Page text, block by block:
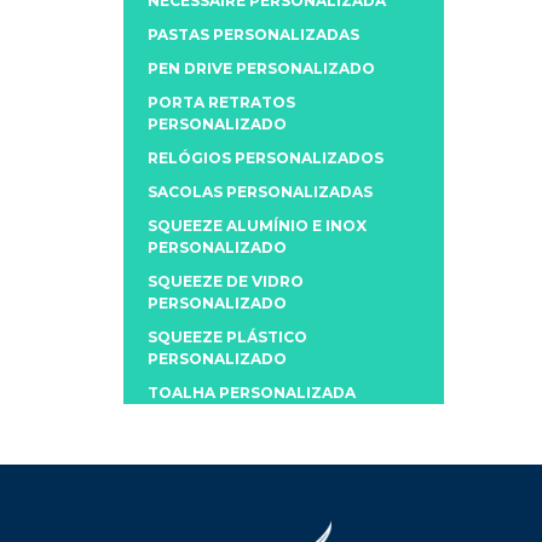
PASTAS PERSONALIZADAS
PEN DRIVE PERSONALIZADO
PORTA RETRATOS
PERSONALIZADO
RELÓGIOS PERSONALIZADOS
SACOLAS PERSONALIZADAS
SQUEEZE ALUMÍNIO E INOX
PERSONALIZADO
SQUEEZE DE VIDRO
PERSONALIZADO
SQUEEZE PLÁSTICO
PERSONALIZADO
TOALHA PERSONALIZADA